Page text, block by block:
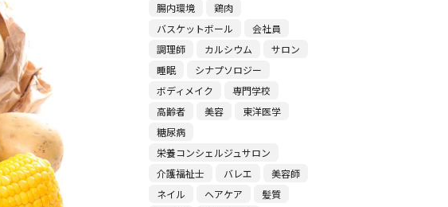
腸内環境
鶏肉
バスケットボール
会社員
調理師
カルシウム
サロン
睡眠
シナプソロジー
ボディメイク
専門学校
高齢者
美容
東洋医学
糖尿病
栄養コンシェルジュサロン
介護福祉士
バレエ
美容師
ネイル
ヘアケア
髪質